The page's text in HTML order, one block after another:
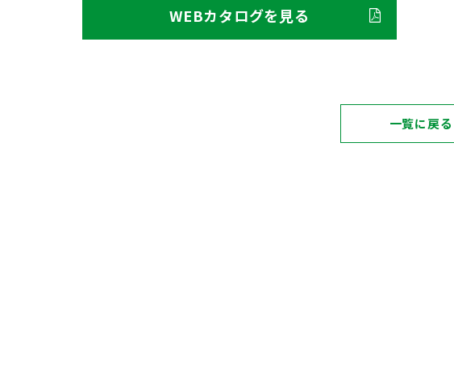
WEBカタログを見る
一覧に戻る